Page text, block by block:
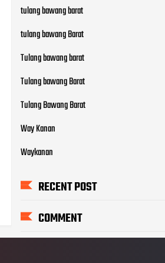
tulang bawang barat
tulang bawang Barat
Tulang bawang barat
Tulang bawang Barat
Tulang Bawang Barat
Way Kanan
Waykanan
RECENT POST
COMMENT